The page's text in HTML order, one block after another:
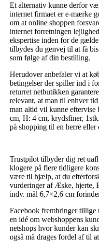
Et alternativ kunne derfor
internet firmaet er e-mærke
om at online shoppen
internet forretningen
ekspertise inden for de
tilbydes du genvej til at få
som følge af din bestilling.
Herudover anbefaler vi at
betingelser der spiller ind i
returret netbutikken
relevant, at man til enhver
man altid vil kunne
cm, H: 4 cm, krydsfiner,
på shopping til en herre eller
Trustpilot tilbyder dig ret
klogere på flere tidligere
være til hjælp, at du
vurderinger af Æske, hjerte,
indv. mål 6,7×2,6 cm
Facebook frembringer
en idé om webshoppens
netshops hvor kunder kan
også må drages fordel af til